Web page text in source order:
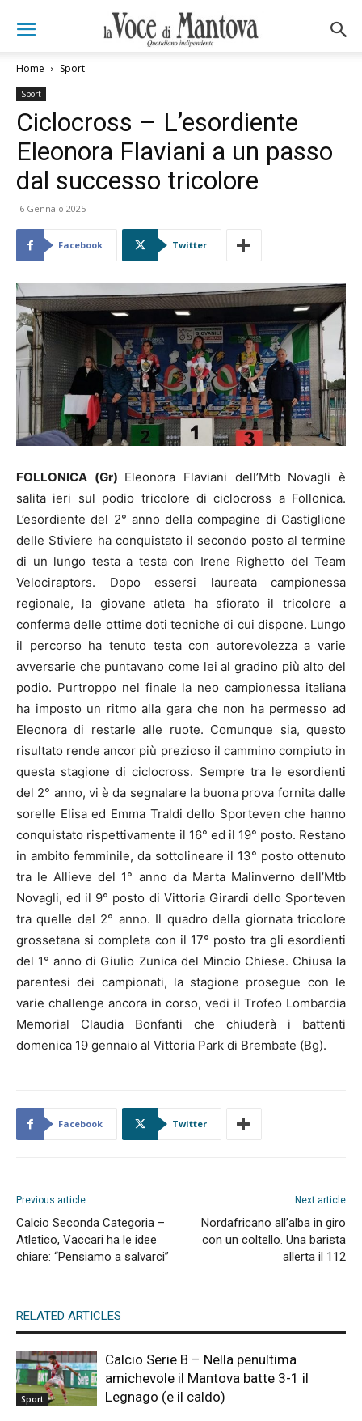
Home Sport
Sport
Ciclocross – L’esordiente
Eleonora Flaviani a un passo
dal successo tricolore
6 Gennaio 2025
Facebook Twitter
FOLLONICA (Gr) Eleonora Flaviani dell’Mtb Novagli è
salita ieri sul podio tricolore di ciclocross a Follonica.
L’esordiente del 2° anno della compagine di Castiglione
delle Stiviere ha conquistato il secondo posto al termine
di un lungo testa a testa con Irene Righetto del Team
Velociraptors. Dopo essersi laureata campionessa
regionale, la giovane atleta ha sfiorato il tricolore a
conferma delle ottime doti tecniche di cui dispone. Lungo
il percorso ha tenuto testa con autorevolezza a varie
avversarie che puntavano come lei al gradino più alto del
podio. Purtroppo nel finale la neo campionessa italiana
ha imposto un ritmo alla gara che non ha permesso ad
Eleonora di restarle alle ruote. Comunque sia, questo
risultato rende ancor più prezioso il cammino compiuto in
questa stagione di ciclocross. Sempre tra le esordienti
del 2° anno, vi è da segnalare la buona prova fornita dalle
sorelle Elisa ed Emma Traldi dello Sporteven che hanno
conquistato rispettivamente il 16° ed il 19° posto. Restano
in ambito femminile, da sottolineare il 13° posto ottenuto
tra le Allieve del 1° anno da Marta Malinverno dell’Mtb
Novagli, ed il 9° posto di Vittoria Girardi dello Sporteven
tra quelle del 2° anno. Il quadro della giornata tricolore
grossetana si completa con il 17° posto tra gli esordienti
del 1° anno di Giulio Zunica del Mincio Chiese. Chiusa la
parentesi dei campionati, la stagione prosegue con le
varie challenge ancora in corso, vedi il Trofeo Lombardia
Memorial Claudia Bonfanti che chiuderà i battenti
domenica 19 gennaio al Vittoria Park di Brembate (Bg).
Facebook Twitter
Previous article
Calcio Seconda Categoria –
Atletico, Vaccari ha le idee
chiare: “Pensiamo a salvarci”
Next article
Nordafricano all’alba in giro
con un coltello. Una barista
allerta il 112
RELATED ARTICLES
Sport
Calcio Serie B – Nella penultima
amichevole il Mantova batte 3-1 il
Legnago (e il caldo)